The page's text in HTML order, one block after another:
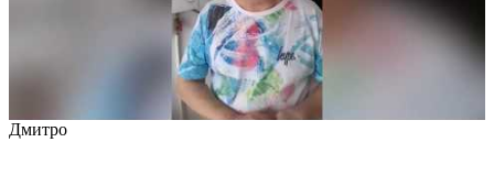
Дмитро